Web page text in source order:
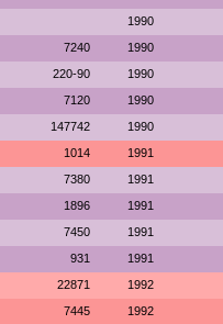
1990
7240 1990
220-90 1990
7120 1990
147742 1990
1014 1991
7380 1991
1896 1991
7450 1991
931 1991
22871 1992
7445 1992